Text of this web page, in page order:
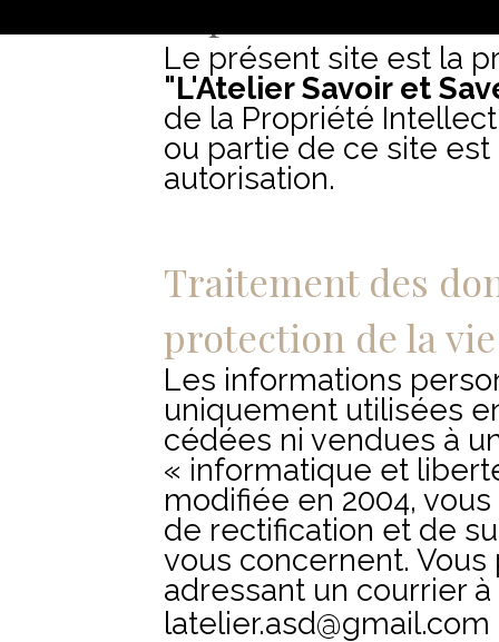
Le présent site est la
"L'Atelier Savoir et
de la Propriété
ou partie de ce site
autorisation.
Traitement des
protection de la
Les informations
uniquement utilisées
cédées ni vendues à
« informatique et
modifiée en 2004,
de rectification et de
vous concernent.
adressant un courrier
latelier.asd@gmail.com